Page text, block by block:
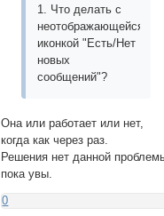
1. Что делать с
неотображающейся
иконкой "Есть/Нет
новых
сообщений"?
Она или работает или нет,
когда как через раз.
Решения нет данной
пока увы.
0